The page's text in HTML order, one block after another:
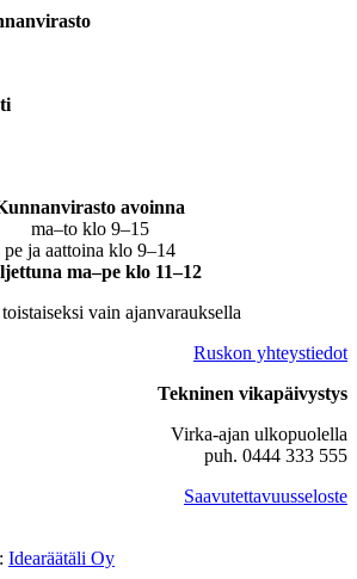
avoinna
ma–to klo 9–15
pe ja aattoina klo 9–14
ma–pe klo 11–12
vain ajanvarauksella
Ruskon yhteystiedot
Tekninen vikapäivystys
Virka-ajan ulkopuolella
puh. 0444 333 555
Saavutettavuusseloste
Idearäätäli Oy